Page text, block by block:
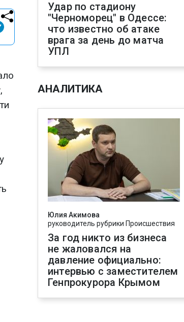
Удар по стадиону
"Черноморец" в Одессе:
что известно об атаке
врага за день до матча
УПЛ
АНАЛИТИКА
Юлия Акимова
руководитель рубрики Происшествия
За год никто из бизнеса
не жаловался на
давление официально:
интервью с заместителем
Генпрокурора Крымом